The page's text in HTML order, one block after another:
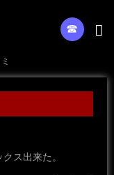
☎︎
ス出来た。